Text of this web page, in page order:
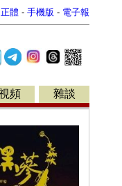
正體 - 手機版 - 電子報
頻 雜談